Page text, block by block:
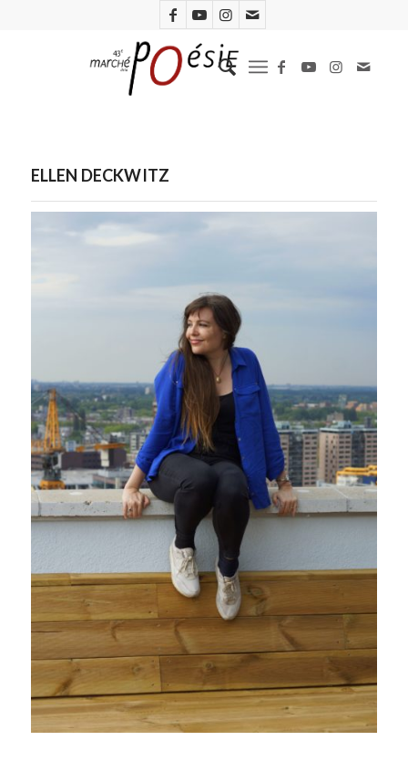
ELLEN DECKWITZ
Ellen Deckwitz. Photo Michel Goossen